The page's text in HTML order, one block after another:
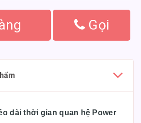
Gọi
dài thời gian quan hệ Power